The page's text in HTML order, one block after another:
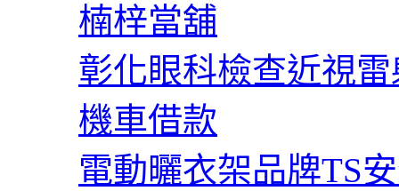
楠梓當舖
彰化眼科檢查近視
機車借款
電動曬衣架品牌TS